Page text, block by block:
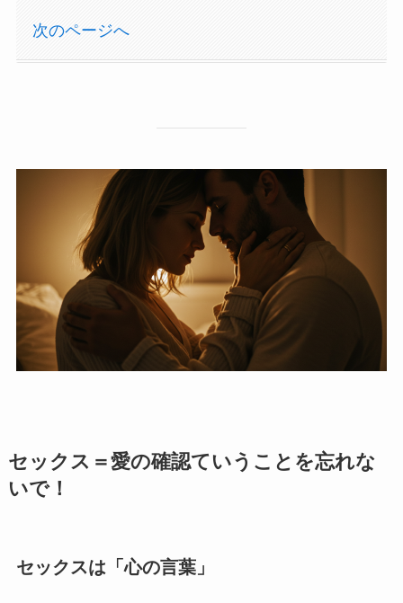
次のページへ
セックス＝愛の確認ていうことを忘れな
いで！
セックスは「心の言葉」